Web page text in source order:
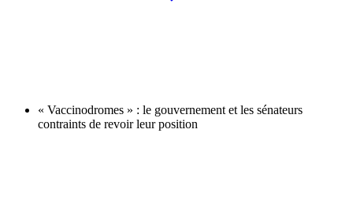
« Vaccinodromes » : le gouvernement et les sénateurs
contraints de revoir leur position